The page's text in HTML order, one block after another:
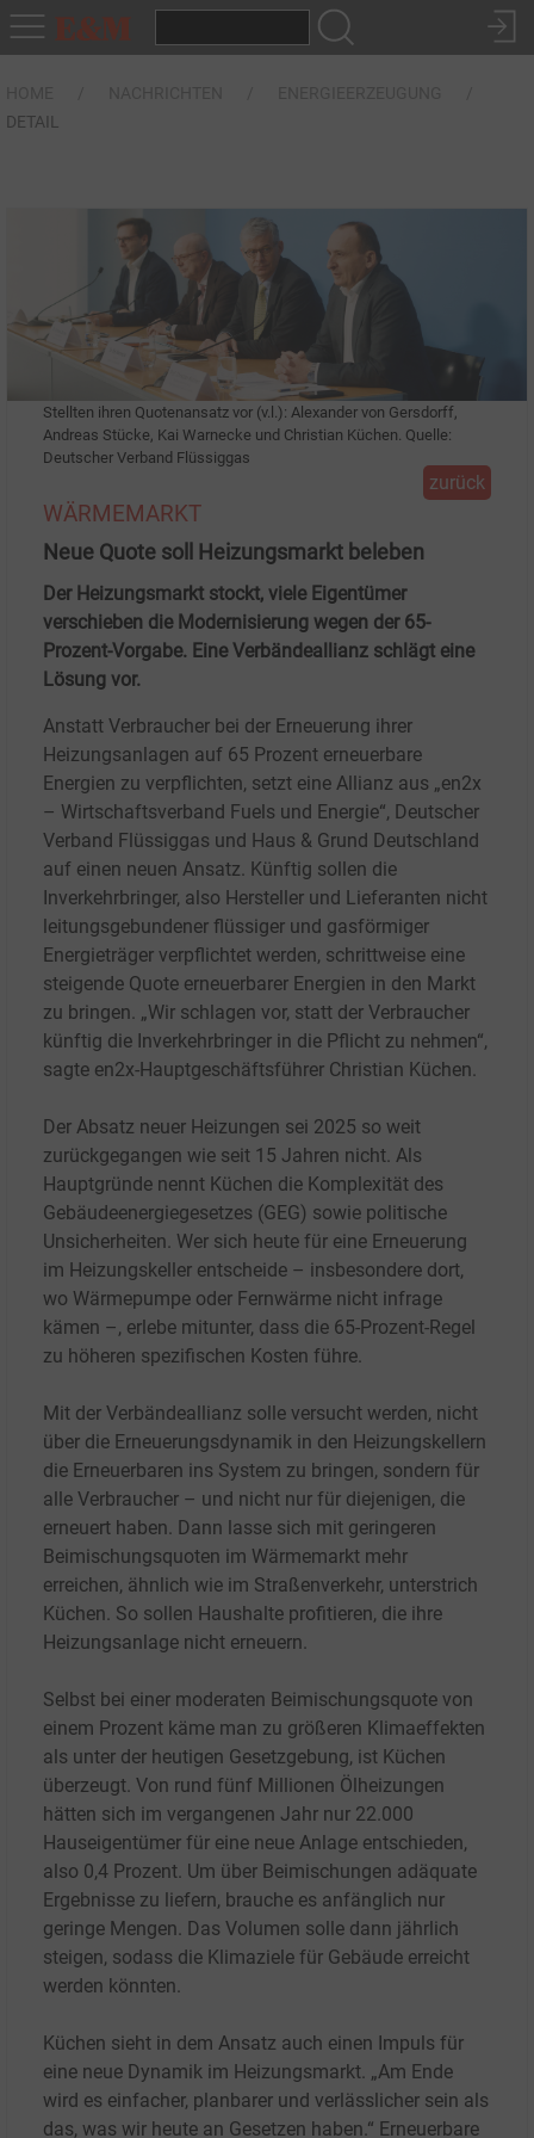
DETAIL
Stellten ihren Quotenansatz vor (v.l.): Alexander von Gersdorff,
Andreas Stücke, Kai Warnecke und Christian Küchen. Quelle:
Deutscher Verband Flüssiggas
zurück
WÄRMEMARKT
Neue Quote soll Heizungsmarkt beleben
Der Heizungsmarkt stockt, viele Eigentümer
verschieben die Modernisierung wegen der 65-
Prozent-Vorgabe. Eine Verbändeallianz schlägt eine
Lösung vor.
Anstatt Verbraucher bei der Erneuerung ihrer
Heizungsanlagen auf 65 Prozent erneuerbare
Energien zu verpflichten, setzt eine Allianz aus „en2x
– Wirtschaftsverband Fuels und Energie“, Deutscher
Verband Flüssiggas und Haus & Grund Deutschland
auf einen neuen Ansatz. Künftig sollen die
Inverkehrbringer, also Hersteller und Lieferanten nicht
leitungsgebundener flüssiger und gasförmiger
Energieträger verpflichtet werden, schrittweise eine
steigende Quote erneuerbarer Energien in den Markt
zu bringen. „Wir schlagen vor, statt der Verbraucher
künftig die Inverkehrbringer in die Pflicht zu nehmen“,
sagte en2x-Hauptgeschäftsführer Christian Küchen.
Der Absatz neuer Heizungen sei 2025 so weit
zurückgegangen wie seit 15 Jahren nicht. Als
Hauptgründe nennt Küchen die Komplexität des
Gebäudeenergiegesetzes (GEG) sowie politische
Unsicherheiten. Wer sich heute für eine Erneuerung
im Heizungskeller entscheide – insbesondere dort,
wo Wärmepumpe oder Fernwärme nicht infrage
kämen –, erlebe mitunter, dass die 65-Prozent-Regel
zu höheren spezifischen Kosten führe.
Mit der Verbändeallianz solle versucht werden, nicht
über die Erneuerungsdynamik in den Heizungskellern
die Erneuerbaren ins System zu bringen, sondern für
alle Verbraucher – und nicht nur für diejenigen, die
erneuert haben. Dann lasse sich mit geringeren
Beimischungsquoten im Wärmemarkt mehr
erreichen, ähnlich wie im Straßenverkehr, unterstrich
Küchen. So sollen Haushalte profitieren, die ihre
Heizungsanlage nicht erneuern.
Selbst bei einer moderaten Beimischungsquote von
einem Prozent käme man zu größeren Klimaeffekten
als unter der heutigen Gesetzgebung, ist Küchen
überzeugt. Von rund fünf Millionen Ölheizungen
hätten sich im vergangenen Jahr nur 22.000
Hauseigentümer für eine neue Anlage entschieden,
also 0,4 Prozent. Um über Beimischungen adäquate
Ergebnisse zu liefern, brauche es anfänglich nur
geringe Mengen. Das Volumen solle dann jährlich
steigen, sodass die Klimaziele für Gebäude erreicht
werden könnten.
Küchen sieht in dem Ansatz auch einen Impuls für
eine neue Dynamik im Heizungsmarkt. „Am Ende
wird es einfacher, planbarer und verlässlicher sein als
das, was wir heute an Gesetzen haben.“ Erneuerbare